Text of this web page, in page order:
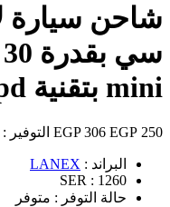
mini بتقنية pd موديل lq03
250 EGP
306 EGP التوفير :
البراند : LANEX
SER : 1260
حالة التوفر : متوفر